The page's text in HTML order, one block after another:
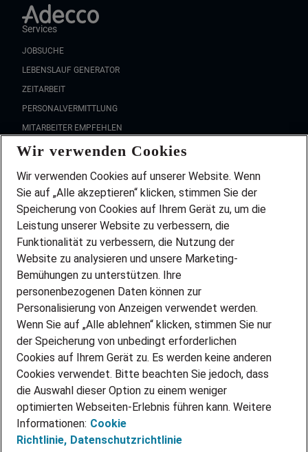
Services
JOBSUCHE
LEBENSLAUF GENERATOR
ZEITARBEIT
PERSONALVERMITTLUNG
MITARBEITER EMPFEHLEN
FAQ
Wir stellen ein!
DEINE BERUFSGRUPPE
DEINE LEBENSSITUATION
PARTNERSHIP WITH AIRBUS
INITIATIV BEWERBEN
ÜBER UNS
STANDORTE
BLOG
PRESSE
KONTAKT
@Adecco 2026
IMPRESSUM
DATENSCHUTZ
Wir verwenden Cookies
Wir verwenden Cookies auf unserer Website. Wenn
Sie auf „Alle akzeptieren“ klicken, stimmen Sie der
Speicherung von Cookies auf Ihrem Gerät zu, um die
Leistung unserer Website zu verbessern, die
Funktionalität zu verbessern, die Nutzung der
Website zu analysieren und unsere Marketing-
Bemühungen zu unterstützen. Ihre
personenbezogenen Daten können zur
Personalisierung von Anzeigen verwendet werden.
Wenn Sie auf „Alle ablehnen“ klicken, stimmen Sie nur
der Speicherung von unbedingt erforderlichen
Cookies auf Ihrem Gerät zu. Es werden keine anderen
Cookies verwendet. Bitte beachten Sie jedoch, dass
die Auswahl dieser Option zu einem weniger
optimierten Webseiten-Erlebnis führen kann. Weitere
Informationen: Cookie
Richtlinie, Datenschutzrichtlinie